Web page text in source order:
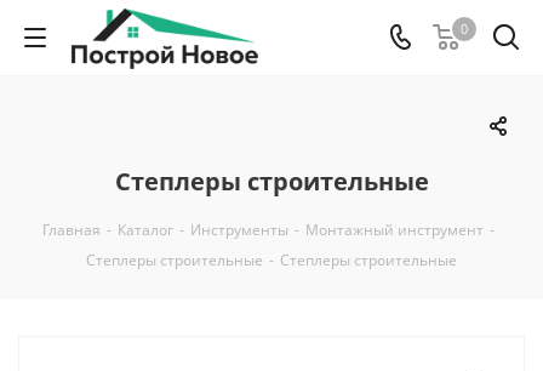
0
Степлеры строительные
Главная - Каталог - Инструменты - Монтажный инструмент -
Степлеры строительные - Степлеры строительные